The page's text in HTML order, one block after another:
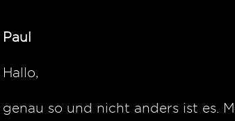
Paul
Hallo,
genau so und nicht anders ist es.